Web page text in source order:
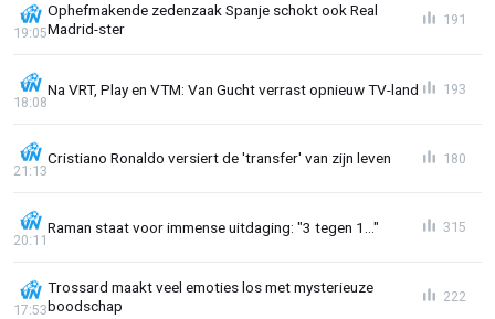
Ophefmakende zedenzaak Spanje schokt ook Real
Madrid-ster
19:05
191
Na VRT, Play en VTM: Van Gucht verrast opnieuw TV-land
18:08
193
Cristiano Ronaldo versiert de 'transfer' van zijn leven
21:13
180
Raman staat voor immense uitdaging: "3 tegen 1..."
20:11
315
Trossard maakt veel emoties los met mysterieuze
boodschap
17:53
222